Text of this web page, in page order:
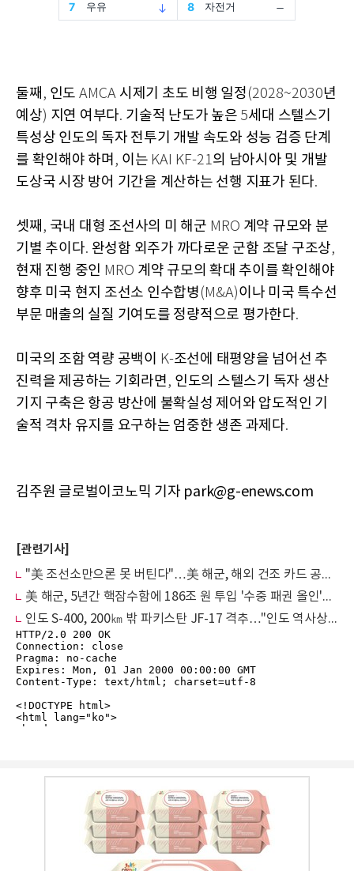
둘째 , 인도 AMCA 시제기 초도 비행 일정 (2028~2030년
예상) 지연 여부다. 기술적 난도가 높은 5세대 스텔스기
특성상 인도의 독자 전투기 개발 속도와 성능 검증 단계
를 확인해야 하며 , 이는 KAI KF-21의 남아시아 및 개발
도상국 시장 방어 기간을 계산하는 선행 지표가 된다.
셋째 , 국내 대형 조선사의 미 해군 MRO 계약 규모와 분
기별 추이다. 완성함 외주가 까다로운 군함 조달 구조상,
현재 진행 중인 MRO 계약 규모의 확대 추이를 확인해야
향후 미국 현지 조선소 인수합병 (M&A)이나 미국 특수선
부문 매출의 실질 기여도를 정량적으로 평가한다.
미국의 조함 역량 공백이 K-조선에 태평양을 넘어선 추
진력을 제공하는 기회라면, 인도의 스텔스기 독자 생산
기지 구축은 항공 방산에 불확실성 제어와 압도적인 기
술적 격차 유지를 요구하는 엄중한 생존 과제다.
김주원 글로벌이코노믹 기자 park@g-enews.com
[관련기사]
"美 조선소만으론 못 버틴다"…美 해군, 해외 건조 카드 공식 검토
美 해군, 5년간 핵잠수함에 186조 원 투입 '수중 패권 올인'…컬럼비아·버지니아 15척
인도 S-400, 200㎞ 밖 파키스탄 JF-17 격추…"인도 역사상 최장거리 지대공 격추"